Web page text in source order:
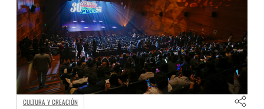
CULTURA Y CREACIÓN